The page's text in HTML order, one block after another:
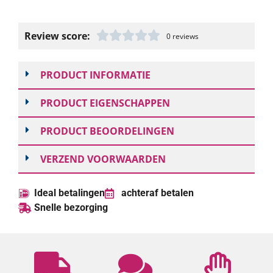
Review score: 0 reviews
PRODUCT INFORMATIE
PRODUCT EIGENSCHAPPEN
PRODUCT BEOORDELINGEN
VERZEND VOORWAARDEN
Ideal betalingen
achteraf betalen
Snelle bezorging